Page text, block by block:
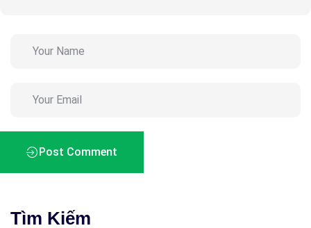
Post Comment
Tìm Kiếm